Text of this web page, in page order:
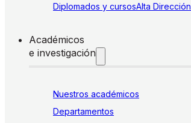
Diplomados y cursosAlta Dirección
Académicos
e investigación
Nuestros académicos
Departamentos